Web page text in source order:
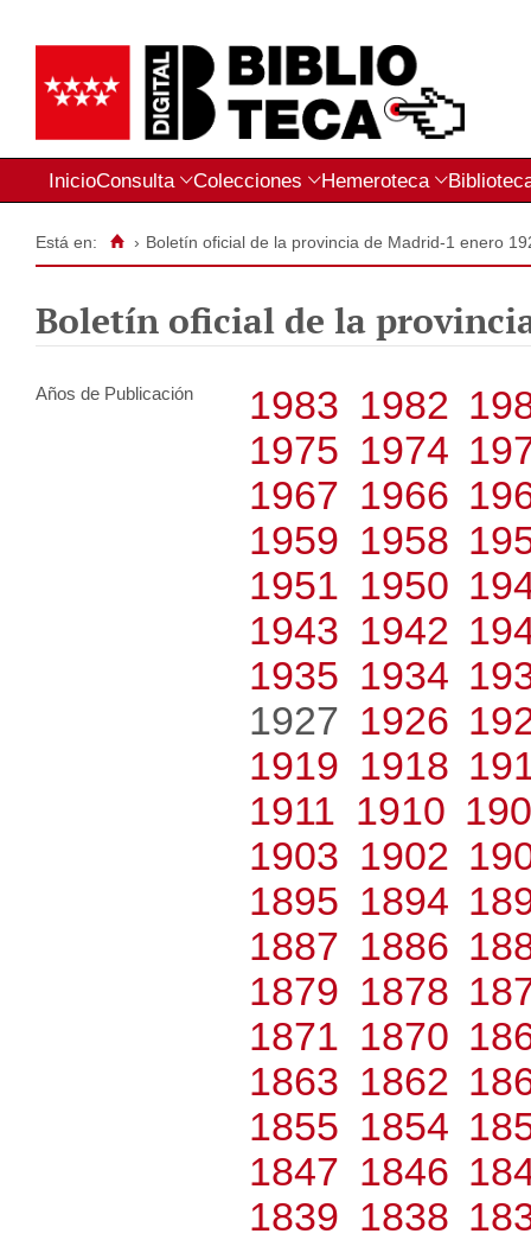
InicioConsulta Colecciones Hemeroteca
Está en: › Boletín oficial de la provincia de Madrid-1 enero
Boletín oficial de la
Años de Publicación 1983 1982
1975 1974
1967 1966
1959 1958
1951 1950
1943 1942
1935 1934
1927 1926
1919 1918
1911 1910
1903 1902
1895 1894
1887 1886
1879 1878
1871 1870
1863 1862
1855 1854
1847 1846
1839 1838